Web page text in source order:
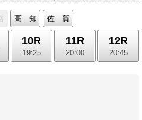
高 知
佐 賀
10R
19:25
11R
20:00
12R
20:45